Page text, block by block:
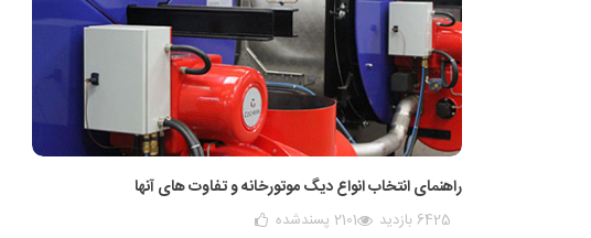
راهنمای انتخاب انواع دیگ موتورخانه و تفاوت های آنها
6425 بازدید 2101 پسندشده